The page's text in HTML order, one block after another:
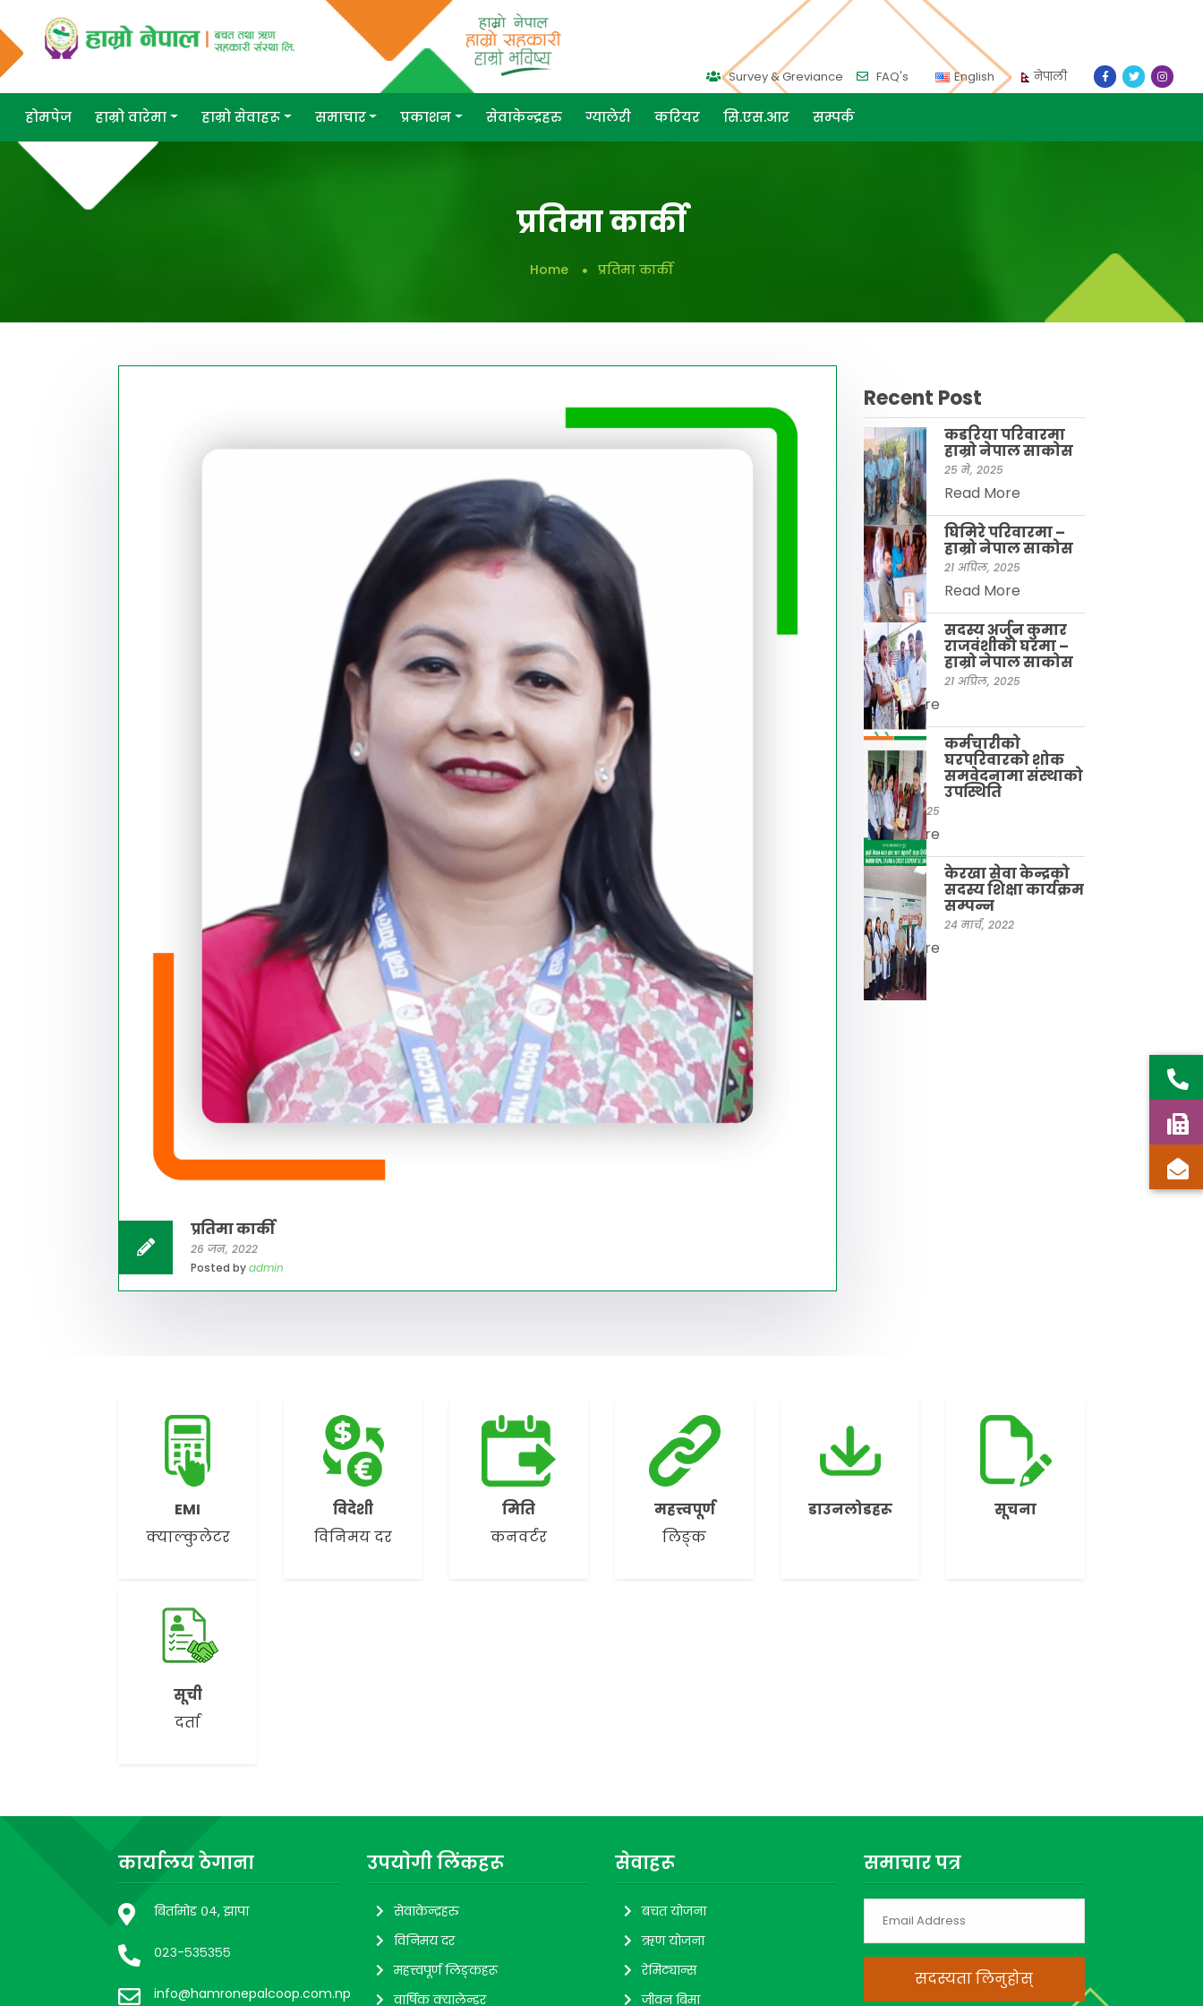
Survey & Greviance FAQ's English नेपाली
होमपेज हाम्रो वारेमा हाम्रो सेवाहरू समाचार प्रकाशन सेवाकेन्द्रहरु ग्यालेरी करियर सि.एस.आर सम्पर्क
प्रतिमा कार्की
Home प्रतिमा कार्की
प्रतिमा कार्की
26 जन, 2022
Posted byadmin
Recent Post
कडरिया परिवारमा
हाम्राे नेपाल साकाेस
25 मे, 2025
Read More
घिमिरे परिवारमा –
हाम्रो नेपाल साकोस
21 अप्रिल, 2025
Read More
सदस्य अर्जुन कुमार
राजवंशीकाे घरमा –
हाम्रो नेपाल साकाेस
21 अप्रिल, 2025
Read More
कर्मचारीको
घरपरिवारको शोक
समवेदनामा संस्थाको
उपस्थिति
21 अप्रिल, 2025
Read More
केरखा सेवा केन्द्रको
सदस्य शिक्षा कार्यक्रम
सम्पन्न
24 मार्च, 2022
Read More
EMI
क्याल्कुलेटर
विदेशी
विनिमय दर
मिति
कनवर्टर
महत्त्वपूर्ण
लिङ्क
डाउनलोडहरू सूचना
सूची
दर्ता
कार्यालय ठेगाना
बिर्तामोड ०४, झापा
०२३-५३५३५५
info@hamronepalcoop.com.np
उपयाेगी लिंकहरू
सेवाकेन्द्रहरु
विनिमय दर
महत्त्वपूर्ण लिङ्कहरू
वार्षिक क्यालेन्डर
सेवाहरू
बचत योजना
ऋण योजना
रेमिट्यान्स
जीवन बिमा
समाचार पत्र
सदस्यता लिनुहोस्